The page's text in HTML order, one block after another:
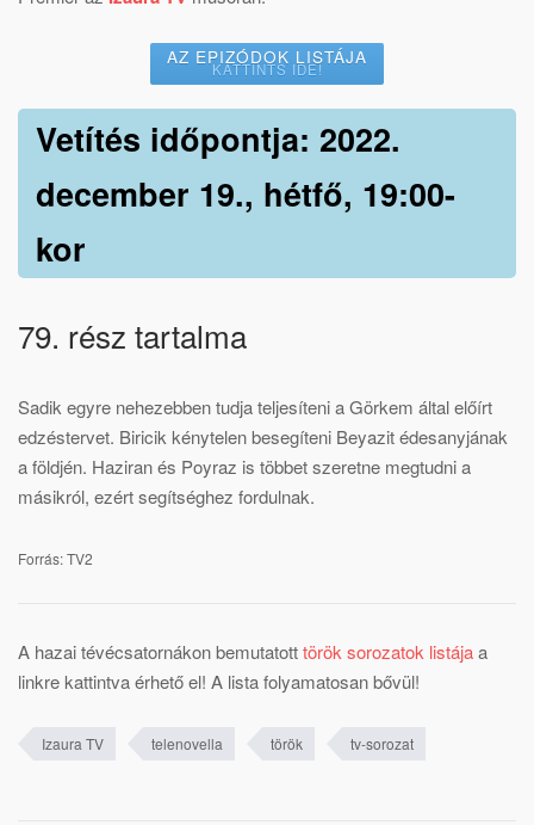
AZ EPIZÓDOK LISTÁJA
KATTINTS IDE!
Vetítés időpontja: 2022.
december 19., hétfő, 19:00-
kor
79. rész tartalma
Sadik egyre nehezebben tudja teljesíteni a Görkem által előírt
edzéstervet. Biricik kénytelen besegíteni Beyazit édesanyjának
a földjén. Haziran és Poyraz is többet szeretne megtudni a
másikról, ezért segítséghez fordulnak.
Forrás: TV2
A hazai tévécsatornákon bemutatotttörök sorozatok listájaa
linkre kattintva érhető el! A lista folyamatosan bővül!
Izaura TV telenovella török tv-sorozat